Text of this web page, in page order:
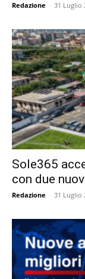
Redazione - 31 Luglio
Sole365
con due
Redazione - 31 Luglio